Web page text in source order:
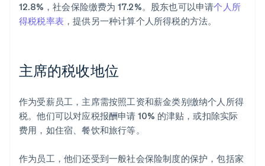
12.8%，社会保险缴费为 17.2%。股东也可以申请个人所
得税税率表 ，提供另一种计算个人所得税的方法。
主席的税收地位
作为受薪员工，主席需按照工资和薪金类别缴纳个人所得
税。他们可以对应税报酬申请 10% 的津贴，或扣除实际
费用，如住宿、餐饮和旅行等。
作为员工，他们还受到一般社会保险制度的保护，包括家